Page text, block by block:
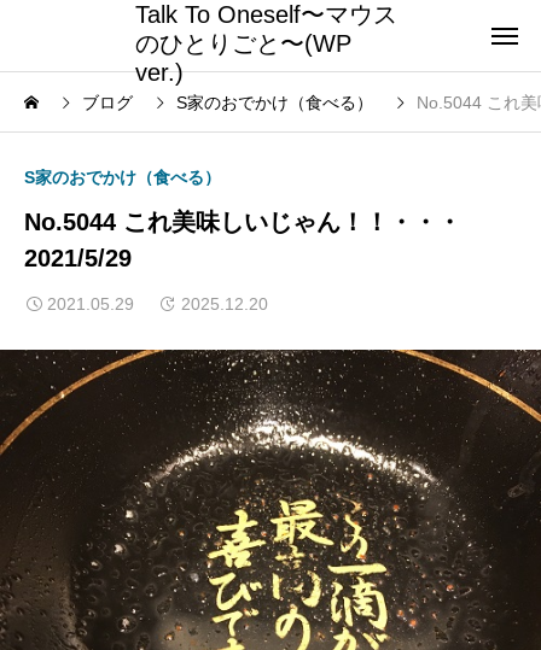
Talk To Oneself〜マウス
のひとりごと〜(WP
ver.)
ブログ S家のおでかけ（食べる） No.5044 これ
S家のおでかけ（食べる）
No.5044 これ美味しいじゃん！！・・・
2021/5/29
2021.05.29 2025.12.20